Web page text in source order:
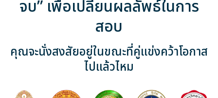
จบ” เพื่อเปลี่ยนผลลัพธ์ในการ
สอบ
คุณจะนั่งสงสัยอยู่ในขณะที่คู่แข่งคว้าโอกาส
ไปแล้วไหม